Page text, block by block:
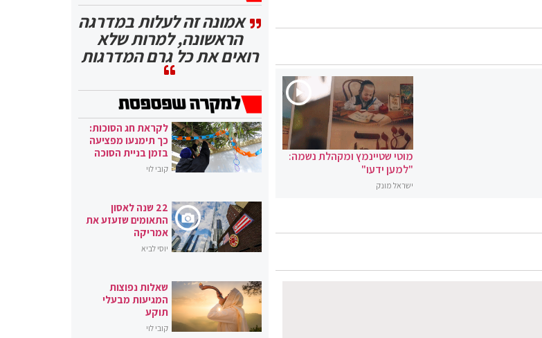
מוטי שטיינמץ ומקהלת נשמה:
"למען ידעו"
ישראל מונק
אמונה זה לעלות במדרגה
הראשונה, למרות שלא
רואים את כל גרם המדרגות
לקראת חג הסוכות:
כך תימנעו מפציעה
בזמן בניית הסוכה
קובי לוי
22 שנה לאסון
התאומים שזעזע את
אמריקה
יוסי לביא
שאלות נפוצות
המגיעות מבעלי
תוקע
קובי לוי